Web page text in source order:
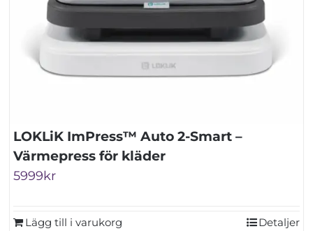
LOKLiK ImPress™ Auto 2-Smart –
Värmepress för kläder
5999kr
Lägg till i varukorg Detaljer